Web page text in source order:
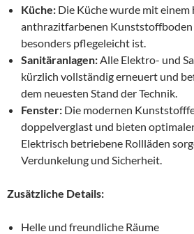
Küche: Die Küche wurde mit
anthrazitfarbenen
besonders pflegeleicht ist.
Sanitäranlagen:Alle Elektro- und
kürzlich vollständig erneuert und
dem neuesten Stand der Technik.
Fenster: Die modernen
doppelverglast und bieten
Elektrisch betriebene Rollläden
Verdunkelung und Sicherheit.
Zusätzliche Details:
Helle und freundliche Räume